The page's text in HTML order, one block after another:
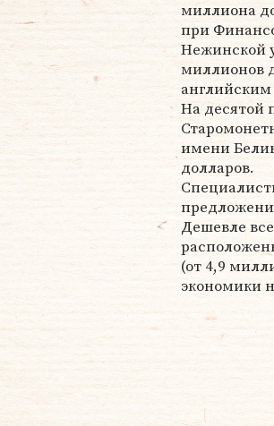
миллиона
при
Нежинской
миллионов
На десятой
имени
долларов.
Дешевле
(от 4,9
экономики